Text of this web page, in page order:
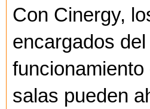
Con Cinergy,
encargados del
funcionamiento
salas pueden